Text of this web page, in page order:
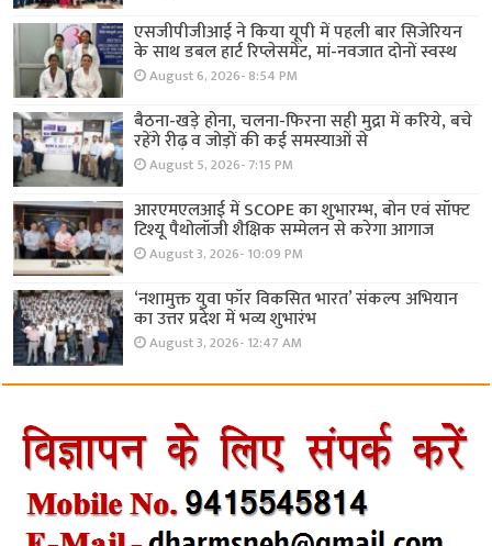
एसजीपीजीआई ने किया यूपी में पहली बार सिजेरियन
के साथ डबल हार्ट रिप्लेसमेंट, मां-नवजात दोनों स्वस्थ
August 6, 2026- 8:54 PM
बैठना-खड़े होना, चलना-फिरना सही मुद्रा में करिये, बचे
रहेंगे रीढ़ व जोड़ों की कई समस्याओं से
August 5, 2026- 7:15 PM
आरएमएलआई में SCOPE का शुभारम्भ, बोन एवं सॉफ्ट
टिश्यू पैथोलॉजी शैक्षिक सम्मेलन से करेगा आगाज
August 3, 2026- 10:09 PM
‘नशामुक्त युवा फॉर विकसित भारत’ संकल्प अभियान
का उत्तर प्रदेश में भव्य शुभारंभ
August 3, 2026- 12:47 AM